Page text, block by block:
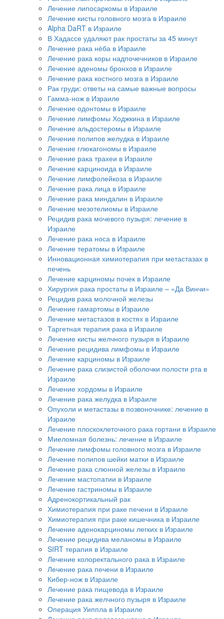
Лечение липосаркомы в Израиле
Лечение кисты головного мозга в Израиле
Alpha DaRT в Израиле
В Хадассе удаляют рак простаты за 45 минут
Лечение рака нёба в Израиле
Лечение рака коры надпочечников в Израиле
Лечение аденомы бронхов в Израиле
Лечение рака костного мозга в Израиле
Рак груди: ответы на самые важные вопросы
Гамма-нож в Израиле
Лечение одонтомы в Израиле
Лечение лимфомы Ходжкина в Израиле
Лечение альдостеромы в Израиле
Лечение полипов желудка в Израиле
Лечение глюкагономы в Израиле
Лечение рака трахеи в Израиле
Лечение карциноида в Израиле
Лечение лимфолейкоза в Израиле
Лечение рака лица в Израиле
Лечение рака миндалин в Израиле
Лечение мезотелиомы в Израиле
Рецидив рака мочевого пузыря: лечение в
Израиле
Лечение рака носа в Израиле
Лечение тератомы в Израиле
Инновационная химиотерапия при метастазах в
печень
Лечение карциномы почек в Израиле
Хирургия рака простаты в Израиле – «Да Винчи»
Рецидив рака молочной железы
Лечение гамартомы в Израиле
Лечение метастазов в костях в Израиле
Таргетная терапия рака в Израиле
Лечение кисты желчного пузыря в Израиле
Лечение рецидива лимфомы в Израиле
Лечение карциномы в Израиле
Лечение рака слизистой оболочки полости рта в
Израиле
Лечение хордомы в Израиле
Лечение рака желудка в Израиле
Опухоли и метастазы в позвоночнике: лечение в
Израиле
Лечение плоскоклеточного рака гортани в Израиле
Миеломная болезнь: лечение в Израиле
Лечение лимфомы головного мозга в Израиле
Лечение полипов шейки матки в Израиле
Лечение рака слюнной железы в Израиле
Лечение мастопатии в Израиле
Лечение гастриномы в Израиле
Адренокортикальный рак
Химиотерапия при раке печени в Израиле
Химиотерапия при раке кишечника в Израиле
Лечение аденокарциномы легких в Израиле
Лечение рецидива меланомы в Израиле
SIRT терапия в Израиле
Лечение колоректального рака в Израиле
Лечение рака печени в Израиле
Кибер-нож в Израиле
Лечение рака пищевода в Израиле
Лечение рака желчного пузыря в Израиле
Операция Уиппла в Израиле